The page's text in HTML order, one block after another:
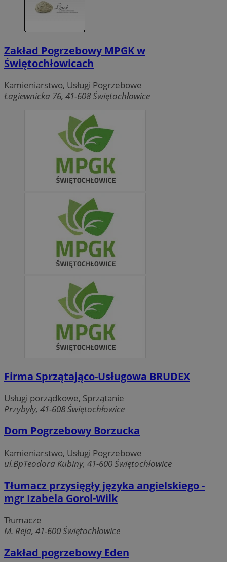
Zakład Pogrzebowy MPGK w
Świętochłowicach
Kamieniarstwo, Usługi Pogrzebowe
Łagiewnicka 76, 41-608 Świętochłowice
Firma Sprzątająco-Usługowa BRUDEX
Usługi porządkowe, Sprzątanie
Przybyły, 41-608 Świętochłowice
Dom Pogrzebowy Borzucka
Kamieniarstwo, Usługi Pogrzebowe
ul.BpTeodora Kubiny, 41-600 Świętochłowice
Tłumacz przysięgły języka angielskiego -
mgr Izabela Gorol-Wilk
Tłumacze
M. Reja, 41-600 Świętochłowice
Zakład pogrzebowy Eden